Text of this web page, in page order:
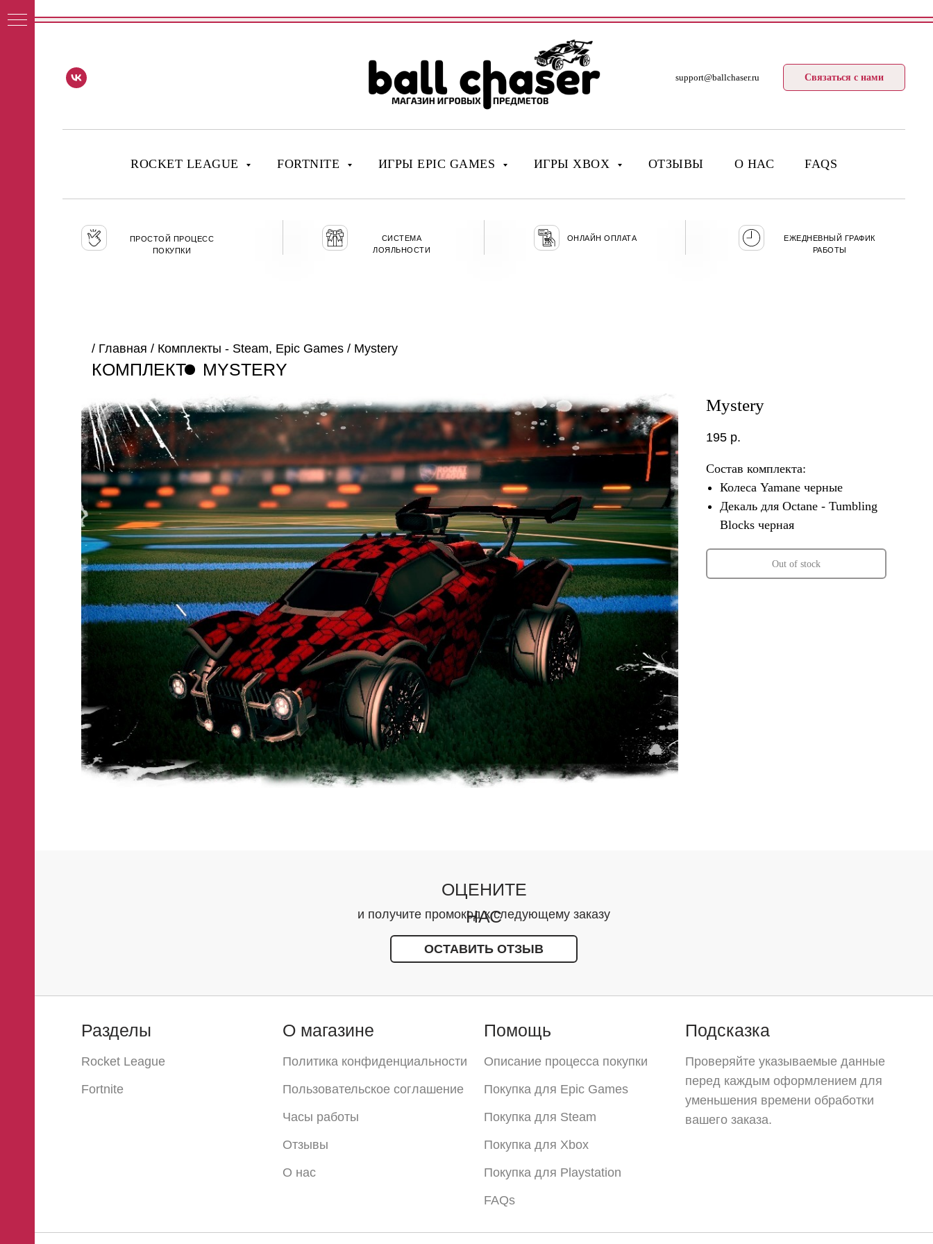
support@ballchaser.ru Связаться с нами
ROCKET LEAGUE FORTNITE ИГРЫ EPIC GAMES ИГРЫ XBOX ОТЗЫВЫ О НАС FAQS
ПРОСТОЙ ПРОЦЕСС
ПОКУПКИ
ОНЛАЙН ОПЛАТА
СИСТЕМА
ЛОЯЛЬНОСТИ
ЕЖЕДНЕВНЫЙ ГРАФИК
РАБОТЫ
КОМПЛЕКТ
/ Главная / Комплекты - Steam, Epic Games / Mystery
MYSTERY
Mystery
195 р.
Состав комплекта:
Колеса Yamane черные
Декаль для Octane - Tumbling
Blocks черная
Out of stock
ОЦЕНИТЕ
НАС
и получите промокод к следующему заказу
ОСТАВИТЬ ОТЗЫВ
Разделы
Отзывы
Часы работы
Политика конфиденциальности
Пользовательское соглашение
Помощь
Описание процесса покупки
Покупка для Epic Games
Покупка для Playstation
Подсказка
Проверяйте указываемые данные
перед каждым оформлением для
уменьшения времени обработки
вашего заказа.
О магазине
Покупка для Steam
Покупка для Xbox
Fortnite
О нас
Rocket League
FAQs